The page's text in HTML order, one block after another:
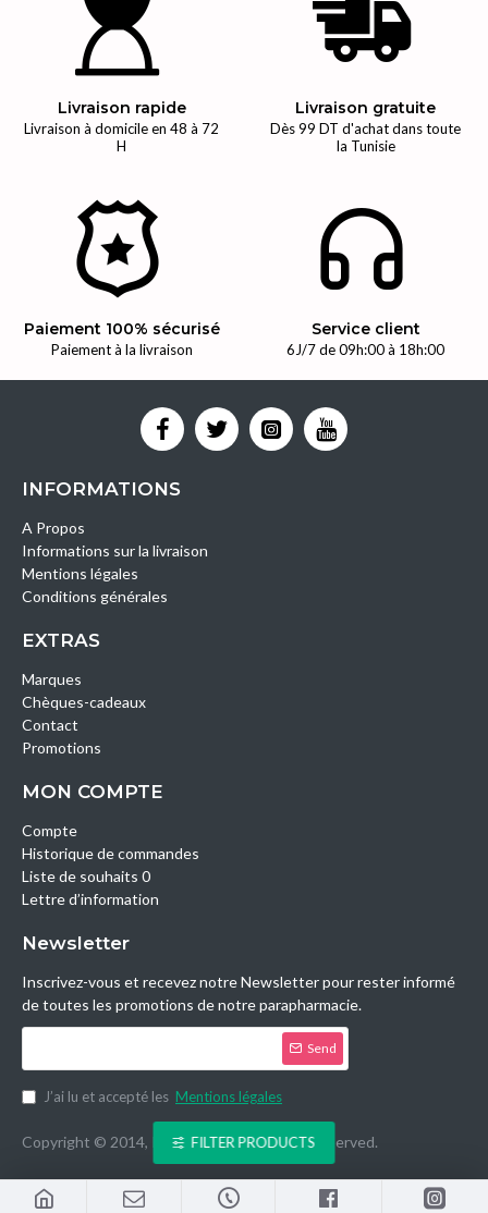
Livraison rapide
Livraison à domicile en 48 à 72
H
Livraison gratuite
Dès 99 DT d'achat dans toute
la Tunisie
Paiement 100% sécurisé
Paiement à la livraison
Service client
6J/7 de 09h:00 à 18h:00
INFORMATIONS
A Propos
Informations sur la livraison
Mentions légales
Conditions générales
EXTRAS
Marques
Chèques-cadeaux
Contact
Promotions
MON COMPTE
Compte
Historique de commandes
Liste de souhaits 0
Lettre d’information
Newsletter
Inscrivez-vous et recevez notre Newsletter pour rester informé
de toutes les promotions de notre parapharmacie.
Send
J’ai lu et accepté les Mentions légales
Copyright © 2014, Parashop.tn, All Rights Reserved.
FILTER PRODUCTS